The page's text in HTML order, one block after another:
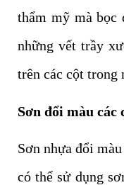
thẩm mỹ mà bọc
những vết trầy
trên các cột trong
Sơn đổi màu các
Sơn nhựa đổi
có thể sử dụng